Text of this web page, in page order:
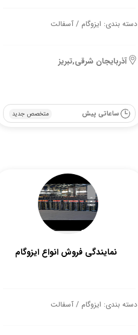
دسته بندی: ایزوگام / آسفالت
آذربایجان شرقی,تبریز
متخصص جدید ساعاتی پیش
نمایندگی فروش انواع ایزوگام
دسته بندی: ایزوگام / آسفالت